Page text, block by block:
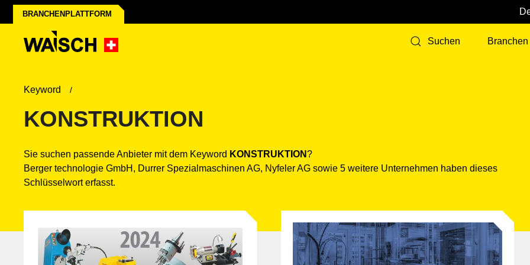
BRANCHENPLATTFORM
Suchen Branchen
Keyword
KONSTRUKTION
Sie suchen passende Anbieter mit dem Keyword KONSTRUKTION?
Berger technologie GmbH, Durrer Spezialmaschinen AG, Nyfeler AG sowie 5 weitere Unternehmen haben dieses
Schlüsselwort erfasst.